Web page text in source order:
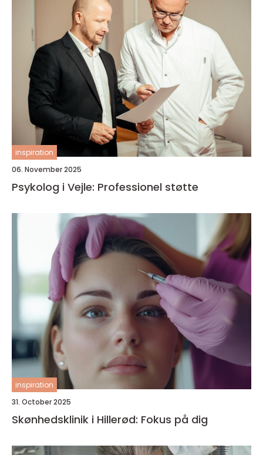
inspiration
06. November 2025
Psykolog i Vejle: Professionel støtte
inspiration
31. October 2025
Skønhedsklinik i Hillerød: Fokus på dig